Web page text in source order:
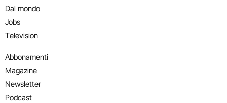
Dal mondo
Jobs
Television
Abbonamenti
Magazine
Newsletter
Podcast